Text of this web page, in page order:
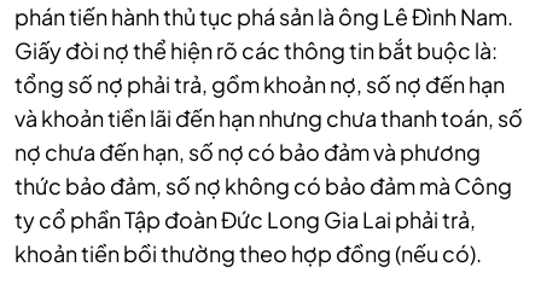
phán tiến hành thủ tục phá sản là ông Lê Đình Nam.
Giấy đòi nợ thể hiện rõ các thông tin bắt buộc là:
tổng số nợ phải trả, gồm khoản nợ, số nợ đến hạn
và khoản tiền lãi đến hạn nhưng chưa thanh toán, số
nợ chưa đến hạn, số nợ có bảo đảm và phương
thức bảo đảm, số nợ không có bảo đảm mà Công
ty cổ phần Tập đoàn Đức Long Gia Lai phải trả,
khoản tiền bồi thường theo hợp đồng (nếu có).